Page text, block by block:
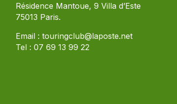
Résidence Mantoue, 9 Villa d’Este
75013 Paris.
Email : touringclub@laposte.net
Tel : 07 69 13 99 22